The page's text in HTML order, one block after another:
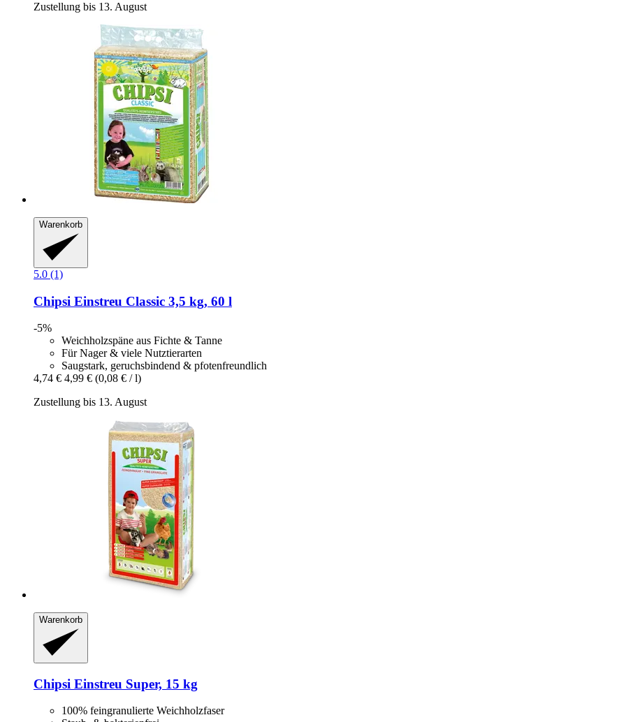
Zustellung bis 13. August
Warenkorb
5.0 (1)
Chipsi Einstreu Classic 3,5 kg, 60 l
-5%
Weichholzspäne aus Fichte & Tanne
Für Nager & viele Nutztierarten
Saugstark, geruchsbindend & pfotenfreundlich
4,74 € 4,99 € (0,08 € / l)
Zustellung bis 13. August
Warenkorb
Chipsi Einstreu Super, 15 kg
100% feingranulierte Weichholzfaser